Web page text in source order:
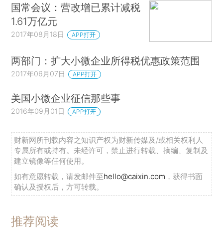
国常会议：营改增已累计减税
1.61万亿元
2017年08月18日 APP打开
两部门：扩大小微企业所得税优惠政策范围
2017年06月07日 APP打开
美国小微企业征信那些事
2016年09月01日 APP打开
财新网所刊载内容之知识产权为财新传媒及/或相关权利人
专属所有或持有。未经许可，禁止进行转载、摘编、复制及
建立镜像等任何使用。
如有意愿转载，请发邮件至hello@caixin.com ，获得书面
确认及授权后，方可转载。
推荐阅读